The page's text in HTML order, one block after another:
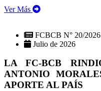
Ver Más
FCBCB N° 20/2026
Julio de 2026
LA FC-BCB
ANTONIO
APORTE AL PAÍS